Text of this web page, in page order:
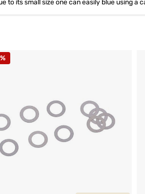
to its small size one can easily blue using a